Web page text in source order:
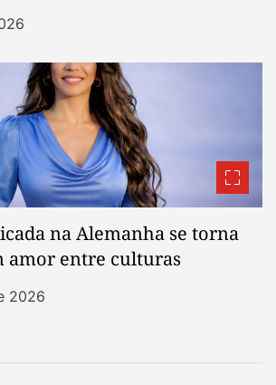
na Alemanha se torna
amor entre culturas
2026